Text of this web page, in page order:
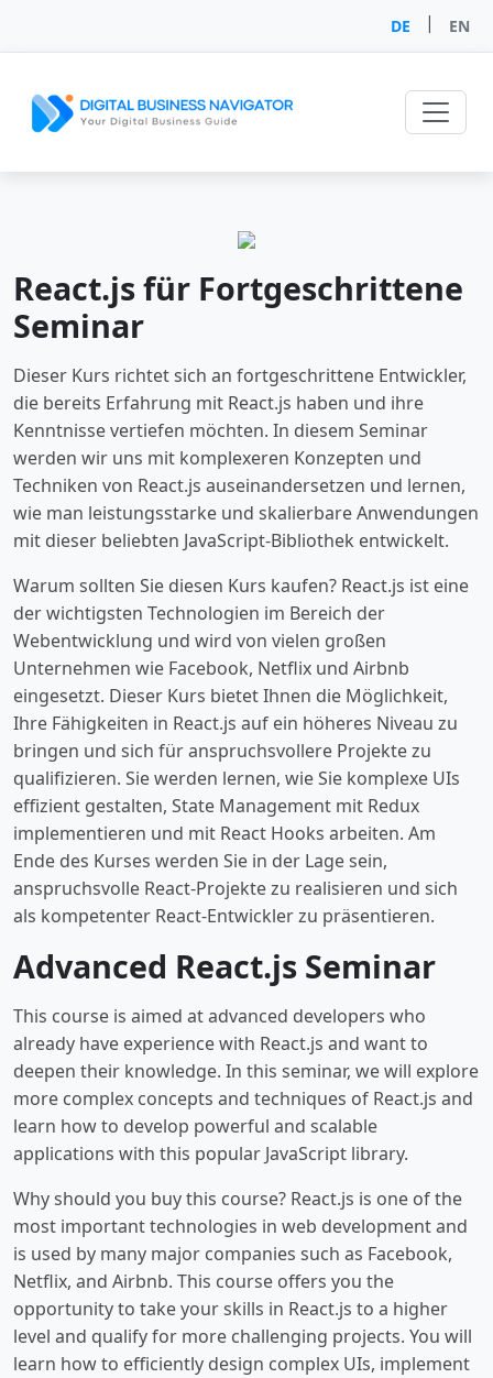
DE | EN
React.js für Fortgeschrittene
Seminar
Dieser Kurs richtet sich an fortgeschrittene Entwickler,
die bereits Erfahrung mit React.js haben und ihre
Kenntnisse vertiefen möchten. In diesem Seminar
werden wir uns mit komplexeren Konzepten und
Techniken von React.js auseinandersetzen und lernen,
wie man leistungsstarke und skalierbare Anwendungen
mit dieser beliebten JavaScript-Bibliothek entwickelt.
Warum sollten Sie diesen Kurs kaufen? React.js ist eine
der wichtigsten Technologien im Bereich der
Webentwicklung und wird von vielen großen
Unternehmen wie Facebook, Netflix und Airbnb
eingesetzt. Dieser Kurs bietet Ihnen die Möglichkeit,
Ihre Fähigkeiten in React.js auf ein höheres Niveau zu
bringen und sich für anspruchsvollere Projekte zu
qualifizieren. Sie werden lernen, wie Sie komplexe UIs
effizient gestalten, State Management mit Redux
implementieren und mit React Hooks arbeiten. Am
Ende des Kurses werden Sie in der Lage sein,
anspruchsvolle React-Projekte zu realisieren und sich
als kompetenter React-Entwickler zu präsentieren.
Advanced React.js Seminar
This course is aimed at advanced developers who
already have experience with React.js and want to
deepen their knowledge. In this seminar, we will explore
more complex concepts and techniques of React.js and
learn how to develop powerful and scalable
applications with this popular JavaScript library.
Why should you buy this course? React.js is one of the
most important technologies in web development and
is used by many major companies such as Facebook,
Netflix, and Airbnb. This course offers you the
opportunity to take your skills in React.js to a higher
level and qualify for more challenging projects. You will
learn how to efficiently design complex UIs, implement